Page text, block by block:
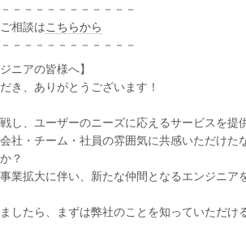
－－－－－－－－－－－
相談はこちらから
－－－－－－－－－－－
ニアの皆様へ】
き、ありがとうございます！
し、ユーザーのニーズに応えるサービスを提
社・チーム・社員の雰囲気に共感いただけた
？
業拡大に伴い、新たな仲間となるエンジニア
したら、まずは弊社のことを知っていただけ